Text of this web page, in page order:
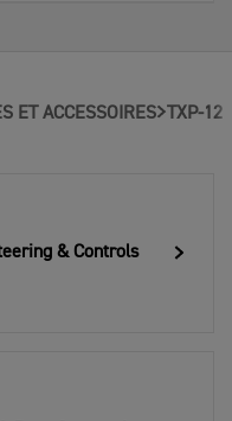
ET ACCESSOIRES TXP-12
& Controls